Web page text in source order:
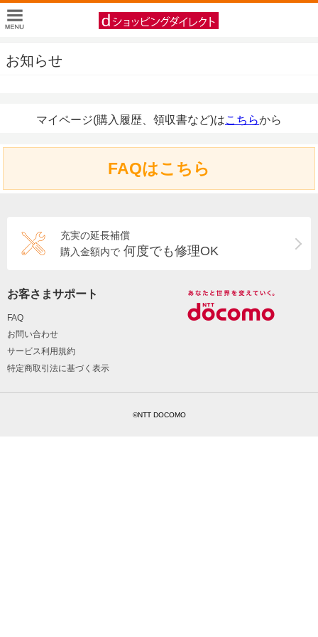
お知らせ
マイページ(購入履歴、領収書など)はこちらから
FAQはこちら
充実の延長補償
購入金額内で 何度でも修理OK
お客さまサポート
FAQ
お問い合わせ
サービス利用規約
特定商取引法に基づく表示
©NTT DOCOMO